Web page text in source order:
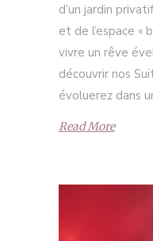
d’un jardin
et de l’espace «
vivre un rêve
découvrir nos
évoluerez dans
Read More